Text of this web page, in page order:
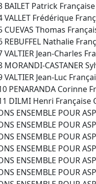
Patrick
Frédérique
Thomas
Nathalie
Jean-Charles
CASTANER
Jean-Luc
PENARANDA Corinne
DILMI Henri Française
ENSEMBLE POUR
ENSEMBLE POUR
ENSEMBLE POUR
ENSEMBLE POUR
ENSEMBLE POUR
ENSEMBLE POUR